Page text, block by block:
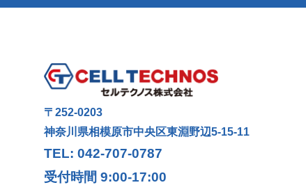
〒252-0203
神奈川県相模原市中央区東淵野辺5-15-11
TEL: 042-707-0787
受付時間 9:00-17:00